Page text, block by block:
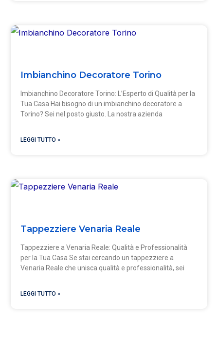
Imbianchino Decoratore Torino
Imbianchino Decoratore Torino: L’Esperto di Qualità per la
Tua Casa Hai bisogno di un imbianchino decoratore a
Torino? Sei nel posto giusto. La nostra azienda
LEGGI TUTTO »
Tappezziere Venaria Reale
Tappezziere a Venaria Reale: Qualità e Professionalità
per la Tua Casa Se stai cercando un tappezziere a
Venaria Reale che unisca qualità e professionalità, sei
LEGGI TUTTO »